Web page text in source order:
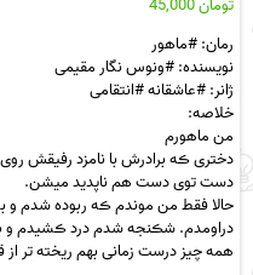
تومان45,000
رمان: #ماهور
نویسنده: #ونوس نگار مقیمی
ژانر: #عاشقانه #انتقامی
خلاصه:
من ماهورم
دختری ڪه برادرش با نامزد رفیقش
دست توی دست هم ناپدید میشن.
حالا فقط من موندم ڪه ربوده شدم و
دراومدم. شڪنجه شدم درد ڪشیدم و
همه چیز درست زمانی بهم ریخته تر